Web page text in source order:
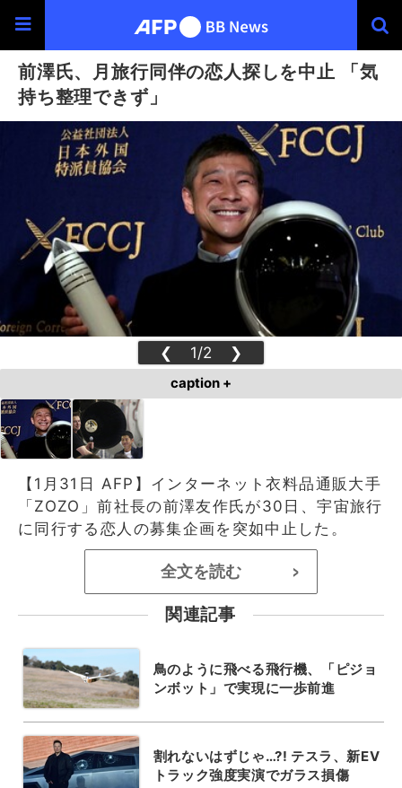
前澤氏、月旅行同伴の恋人探しを中止 「気
持ち整理できず」
❮ 1/2 ❯
caption +
【1月31日 AFP】インターネット衣料品通販大手
「ZOZO」前社長の前澤友作氏が30日、宇宙旅行
に同行する恋人の募集企画を突如中止した。
全文を読む >
関連記事
鳥のように飛べる飛行機、「ピジョ
ンボット」で実現に一歩前進
割れないはずじゃ…?! テスラ、新EV
トラック強度実演でガラス損傷